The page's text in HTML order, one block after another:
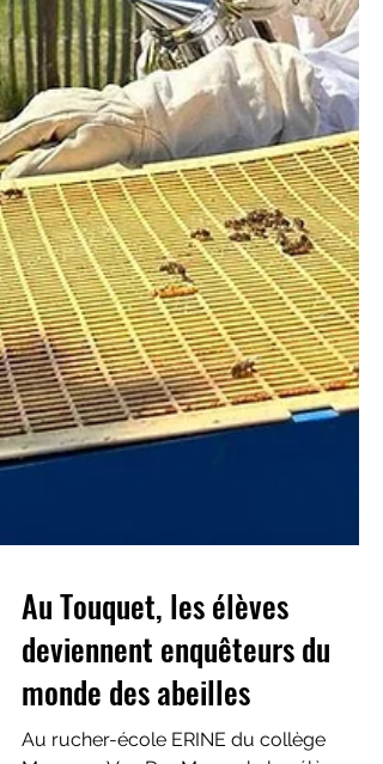
Au Touquet, les élèves
deviennent enquêteurs du
monde des abeilles